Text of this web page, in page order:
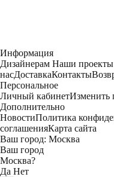
Информация
Дизайнерам Наши проекты
насДоставкаКонтакты
Персональное
Личный кабинетИзменить
Дополнительно
НовостиПолитика
соглашенияКарта сайта
Ваш город: Москва
Ваш город
Москва?
Да Нет